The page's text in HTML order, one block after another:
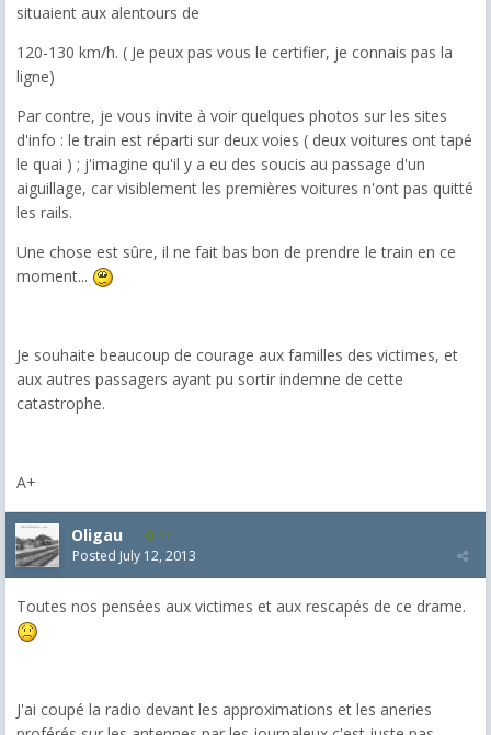
situaient aux alentours de
120-130 km/h. ( Je peux pas vous le certifier, je connais pas la
ligne)
Par contre, je vous invite à voir quelques photos sur les sites
d'info : le train est réparti sur deux voies ( deux voitures ont tapé
le quai ) ; j'imagine qu'il y a eu des soucis au passage d'un
aiguillage, car visiblement les premières voitures n'ont pas quitté
les rails.
Une chose est sûre, il ne fait bas bon de prendre le train en ce
moment...
Je souhaite beaucoup de courage aux familles des victimes, et
aux autres passagers ayant pu sortir indemne de cette
catastrophe.
A+
Oligau 17
Posted July 12, 2013
Toutes nos pensées aux victimes et aux rescapés de ce drame.
J'ai coupé la radio devant les approximations et les aneries